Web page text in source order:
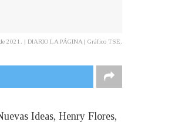
2021. | DIARIO LA PÁGINA | Gráfico TSE.
Ideas, Henry Flores,